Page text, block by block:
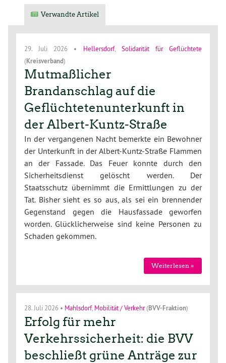
Verwandte Artikel
29. Juli 2026 • Hellersdorf, Solidarität für Geflüchtete
(Kreisverband)
Mutmaßlicher
Brandanschlag auf die
Geflüchtetenunterkunft in
der Albert-Kuntz-Straße
In der vergangenen Nacht bemerkte ein Bewohner
der Unterkunft in der Albert-Kuntz-Straße Flammen
an der Fassade. Das Feuer konnte durch den
Sicherheitsdienst gelöscht werden. Der
Staatsschutz übernimmt die Ermittlungen zu der
Tat. Bisher sieht es so aus, als sei ein brennender
Gegenstand gegen die Hausfassade geworfen
worden. Glücklicherweise sind keine Personen zu
Schaden gekommen.
Weiterlesen »
28. Juli 2026 • Mahlsdorf, Mobilität / Verkehr(BVV-Fraktion)
Erfolg für mehr
Verkehrssicherheit: die BVV
beschließt grüne Anträge zur